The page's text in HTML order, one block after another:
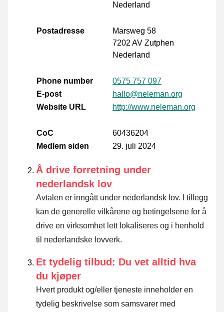
Nederland
Postadresse
Marsweg 58
7202 AV Zutphen
Nederland
Phone number
0575 757 097
E-post
hallo@neleman.org
Website URL
http://www.neleman.org
CoC
60436204
Medlem siden
29. juli 2024
Å drive forretning under
nederlandsk lov
Avtalen er inngått under nederlandsk lov. I tillegg
kan de generelle vilkårene og betingelsene for å
drive en virksomhet lett lokaliseres og i henhold
til nederlandske lovverk.
Et tydelig tilbud: Du vet alltid hva
du kjøper
Hvert produkt og/eller tjeneste inneholder en
tydelig beskrivelse som samsvarer med